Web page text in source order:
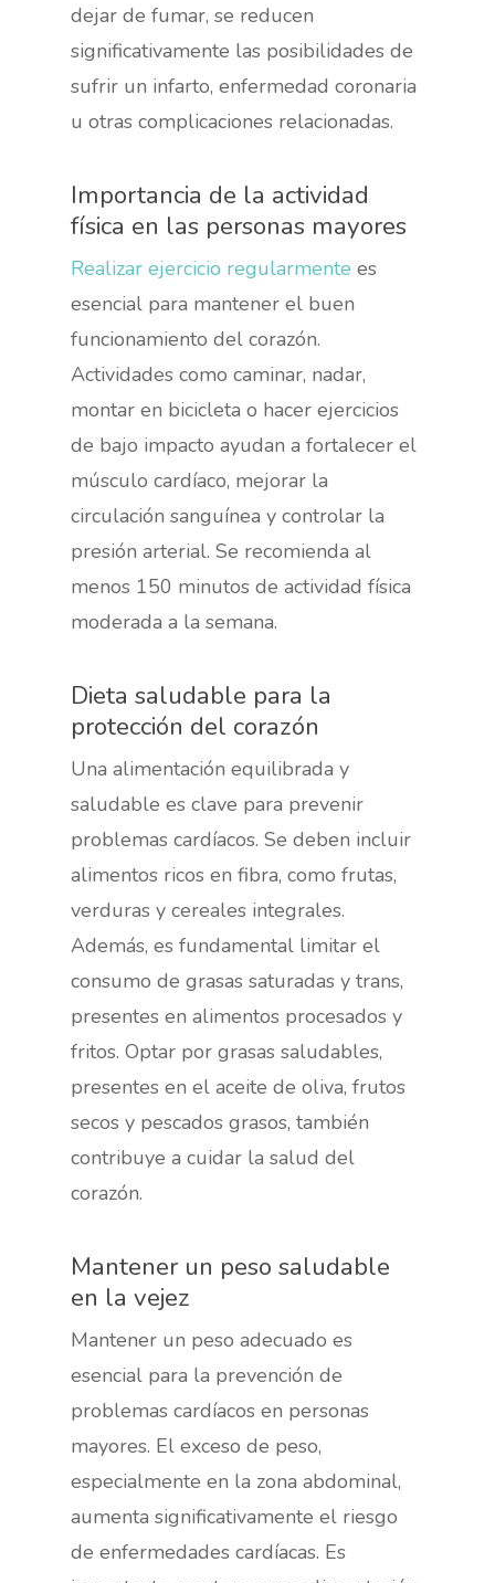
dejar de fumar, se reducen
significativamente las posibilidades de
sufrir un infarto, enfermedad coronaria
u otras complicaciones relacionadas.
Importancia de la actividad
física en las personas mayores
Realizar ejercicio regularmente es
esencial para mantener el buen
funcionamiento del corazón.
Actividades como caminar, nadar,
montar en bicicleta o hacer ejercicios
de bajo impacto ayudan a fortalecer el
músculo cardíaco, mejorar la
circulación sanguínea y controlar la
presión arterial. Se recomienda al
menos 150 minutos de actividad física
moderada a la semana.
Dieta saludable para la
protección del corazón
Una alimentación equilibrada y
saludable es clave para prevenir
problemas cardíacos. Se deben incluir
alimentos ricos en fibra, como frutas,
verduras y cereales integrales.
Además, es fundamental limitar el
consumo de grasas saturadas y trans,
presentes en alimentos procesados y
fritos. Optar por grasas saludables,
presentes en el aceite de oliva, frutos
secos y pescados grasos, también
contribuye a cuidar la salud del
corazón.
Mantener un peso saludable
en la vejez
Mantener un peso adecuado es
esencial para la prevención de
problemas cardíacos en personas
mayores. El exceso de peso,
especialmente en la zona abdominal,
aumenta significativamente el riesgo
de enfermedades cardíacas. Es